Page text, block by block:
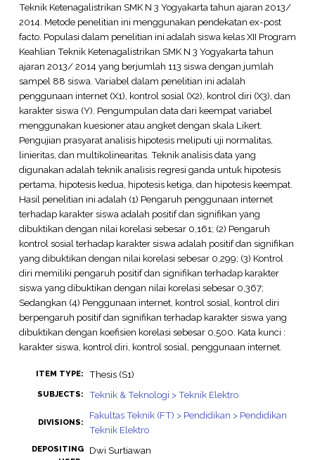
Teknik Ketenagalistrikan SMK N 3 Yogyakarta tahun ajaran 2013/
2014. Metode penelitian ini menggunakan pendekatan ex-post
facto. Populasi dalam penelitian ini adalah siswa kelas XII Program
Keahlian Teknik Ketenagalistrikan SMK N 3 Yogyakarta tahun
ajaran 2013/ 2014 yang berjumlah 113 siswa dengan jumlah
sampel 88 siswa. Variabel dalam penelitian ini adalah
penggunaan internet (X1), kontrol sosial (X2), kontrol diri (X3), dan
karakter siswa (Y). Pengumpulan data dari keempat variabel
menggunakan kuesioner atau angket dengan skala Likert.
Pengujian prasyarat analisis hipotesis meliputi uji normalitas,
linieritas, dan multikolinearitas. Teknik analisis data yang
digunakan adalah teknik analisis regresi ganda untuk hipotesis
pertama, hipotesis kedua, hipotesis ketiga, dan hipotesis keempat.
Hasil penelitian ini adalah (1) Pengaruh penggunaan internet
terhadap karakter siswa adalah positif dan signifikan yang
dibuktikan dengan nilai korelasi sebesar 0,161; (2) Pengaruh
kontrol sosial terhadap karakter siswa adalah positif dan signifikan
yang dibuktikan dengan nilai korelasi sebesar 0,299; (3) Kontrol
diri memiliki pengaruh positif dan signifikan terhadap karakter
siswa yang dibuktikan dengan nilai korelasi sebesar 0,367;
Sedangkan (4) Penggunaan internet, kontrol sosial, kontrol diri
berpengaruh positif dan signifikan terhadap karakter siswa yang
dibuktikan dengan koefisien korelasi sebesar 0,500. Kata kunci :
karakter siswa, kontrol diri, kontrol sosial, penggunaan internet.
ITEM TYPE: Thesis (S1)
SUBJECTS: Teknik & Teknologi > Teknik Elektro
DIVISIONS:
Fakultas Teknik (FT) > Pendidikan > Pendidikan
Teknik Elektro
DEPOSITING
Dwi Surtiawan